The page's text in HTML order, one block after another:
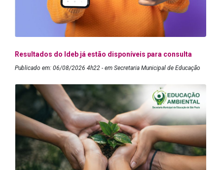
Resultados do Ideb já estão disponíveis para consulta
Publicado em: 06/08/2026 4h22 - em Secretaria Municipal de Educação